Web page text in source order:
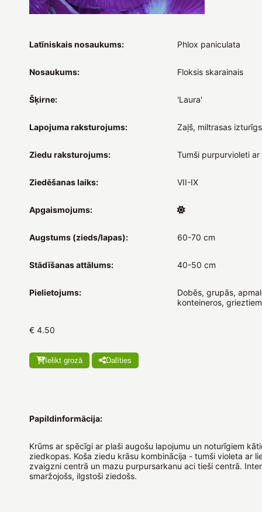
Latīniskais nosaukums: Phlox paniculata
Nosaukums: Floksis skarainais
Šķirne: 'Laura'
Lapojuma raksturojums: Zaļš, miltrasas izturīgs
Ziedu raksturojums: Tumši purpurvioleti
Ziedēšanas laiks: VII-IX
Apgaismojums:
Augstums (zieds/lapas): 60-70 cm
Stādīšanas attālums: 40-50 cm
Pielietojums:
Dobēs, grupās,
konteineros,
€ 4.50
Ielikt grozā Dalīties
Papildinformācija:
Krūms ar spēcīgi ar plaši augošu lapojumu un noturīgiem
ziedkopas. Koša ziedu krāsu kombinācija - tumši violeta ar
zvaigzni centrā un mazu purpursarkanu aci tieši centrā.
smaržojošs, ilgstoši ziedošs.